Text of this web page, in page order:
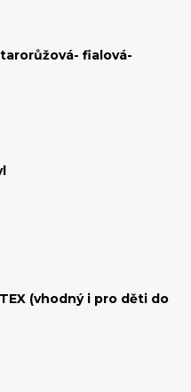
fialová-
(vhodný i pro děti do